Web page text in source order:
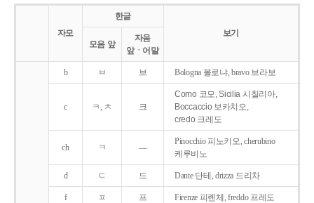
자모
한글
보기
모음 앞
자음
앞ㆍ어말
b ㅂ 브 Bologna 볼로냐, bravo 브라보
c ㅋ, ㅊ 크
Como 코모, Sicilia 시칠리아,
Boccaccio 보카치오,
credo 크레도
ch ㅋ ―
Pinocchio 피노키오, cherubino
케루비노
d ㄷ 드 Dante 단테, drizza 드리차
f ㅍ 프 Firenze 피렌체, freddo 프레도